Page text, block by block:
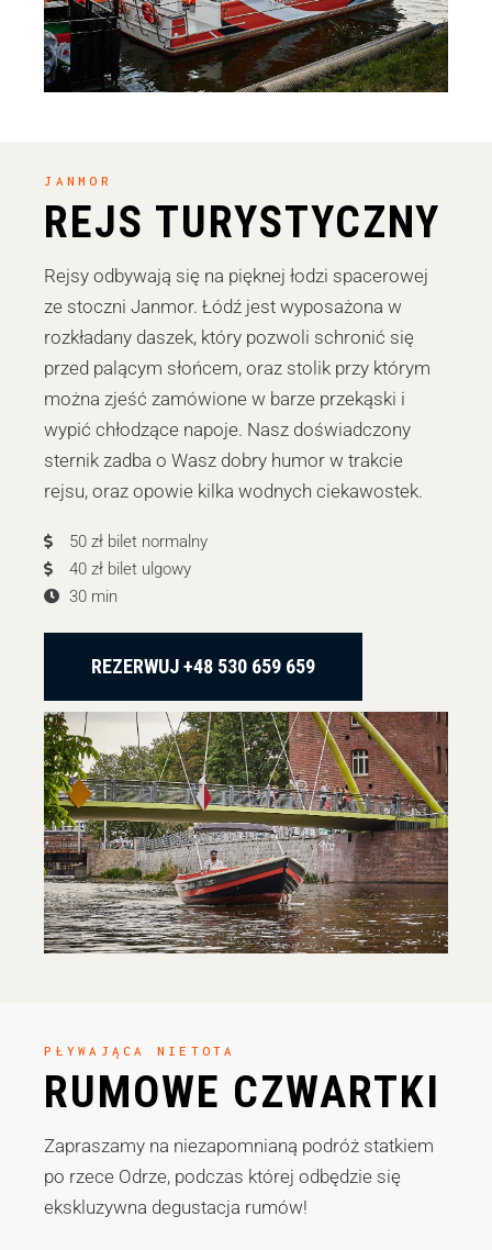
JANMOR
REJS TURYSTYCZNY
Rejsy odbywają się na pięknej łodzi spacerowej
ze stoczni Janmor. Łódź jest wyposażona w
rozkładany daszek, który pozwoli schronić się
przed palącym słońcem, oraz stolik przy którym
można zjeść zamówione w barze przekąski i
wypić chłodzące napoje. Nasz doświadczony
sternik zadba o Wasz dobry humor w trakcie
rejsu, oraz opowie kilka wodnych ciekawostek.
50 zł bilet normalny
40 zł bilet ulgowy
30 min
REZERWUJ +48 530 659 659
PŁYWAJĄCA NIETOTA
RUMOWE CZWARTKI
Zapraszamy na niezapomnianą podróż statkiem
po rzece Odrze, podczas której odbędzie się
ekskluzywna degustacja rumów!